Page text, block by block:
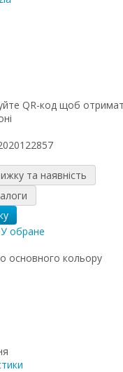
та наявність
У обране
основного кольору